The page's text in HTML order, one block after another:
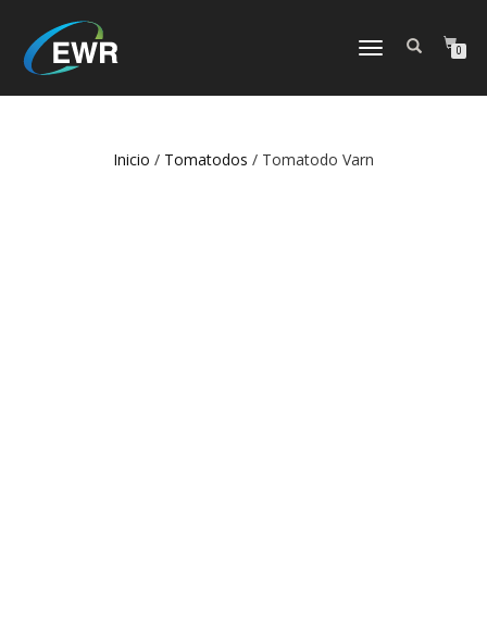
CAMBIAR
0
Inicio / Tomatodos / Tomatodo Varn